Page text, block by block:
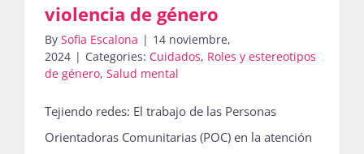
violencia de género
By Sofia Escalona | 14 noviembre,
2024 | Categories: Cuidados, Roles y estereotipos
de género, Salud mental
Tejiendo redes: El trabajo de las Personas
Orientadoras Comunitarias (POC) en la atención